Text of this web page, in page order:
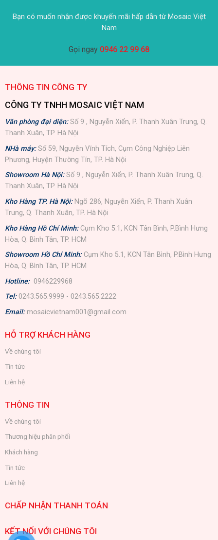
Bạn có muốn nhận được khuyến mãi hấp dẫn từ Mosaic Việt
Nam
Gọi ngay 0946 22 99 68
THÔNG TIN CÔNG TY
CÔNG TY TNHH MOSAIC VIỆT NAM
Văn phòng đại diện:Số 9 , Nguyễn Xiển, P. Thanh Xuân Trung, Q.
Thanh Xuân, TP. Hà Nội
NHà máy: Số 59, Nguyễn Vĩnh Tích, Cụm Công Nghiệp Liên
Phương, Huyện Thường Tín, TP. Hà Nội
Showroom Hà Nội: Số 9 , Nguyễn Xiển, P. Thanh Xuân Trung, Q.
Thanh Xuân, TP. Hà Nội
Kho Hàng TP. Hà Nội: Ngõ 286, Nguyễn Xiển, P. Thanh Xuân
Trung, Q. Thanh Xuân, TP. Hà Nội
Kho Hàng Hồ Chí Minh: Cụm Kho 5.1, KCN Tân Bình, P.Bình Hưng
Hòa, Q. Bình Tân, TP. HCM
Showroom Hồ Chí Minh: Cụm Kho 5.1, KCN Tân Bình, P.Bình Hưng
Hòa, Q. Bình Tân, TP. HCM
Hotline: 0946229968
Tel: 0243.565.9999 - 0243.565.2222
Email: mosaicvietnam001@gmail.com
HỖ TRỢ KHÁCH HÀNG
Về chúng tôi
Tin tức
Liên hệ
THÔNG TIN
Về chúng tôi
Thương hiệu phân phối
Khách hàng
Tin tức
Liên hệ
CHẤP NHẬN THANH TOÁN
KẾT NỐI VỚI CHÚNG TÔI